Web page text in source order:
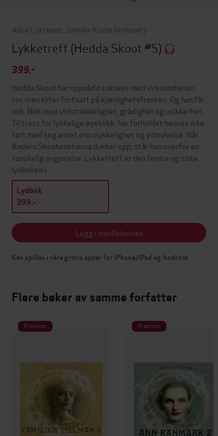
Alice Lyttkens Jannike Kruse (innleser)
Lykketreff (Hedda Skoot #5)
399,-
Hedda Skoot har oppnådd suksess med virksomheten
sin, men sliter fortsatt på kjærlighetsfronten. Og hun får
nok. Nok med utilstrekkelighet, grådighet og usikkerhet.
Til tross for lykkelige øyeblikk, har forholdet hennes ikke
ført med seg annet enn ulykkelighet og ydmykelse. Når
Anders Skootenstierna dukker opp, står hun overfor en
vanskelig avgjørelse. Lykketreff er den femte og siste
lydboken i …
Lydbok
399,-
Legg i handlekurven
Kan spilles i våre gratis apper for iPhone/iPad og Android
Flere bøker av samme forfatter
Premium Premium